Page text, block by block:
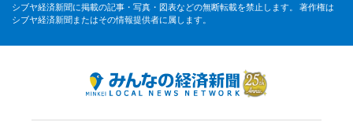
シブヤ経済新聞に掲載の記事・写真・図表などの無断転載を禁止します。 著作権は
シブヤ経済新聞またはその情報提供者に属します。